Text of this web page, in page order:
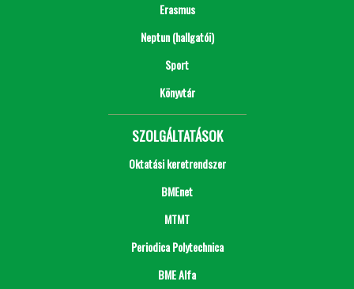
Erasmus
Neptun (hallgatói)
Sport
Könyvtár
SZOLGÁLTATÁSOK
Oktatási keretrendszer
BMEnet
MTMT
Periodica Polytechnica
BME Alfa